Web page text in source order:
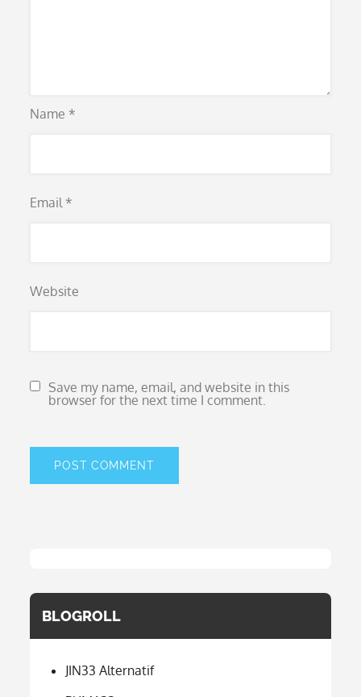
Name *
Email *
Website
Save my name, email, and website in this
browser for the next time I comment.
BLOGROLL
JIN33 Alternatif